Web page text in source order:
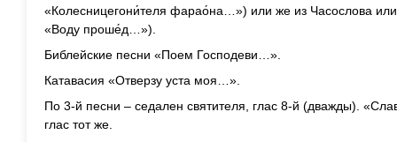
«Колесницегони́теля фарао́на…») или же из Часослова
«Воду проше́д…»).
Библейские песни «Поем Господеви…».
Катавасия «Отверзу уста моя…».
По 3-й песни – седален святителя, глас 8-й (дважды).
глас тот же.